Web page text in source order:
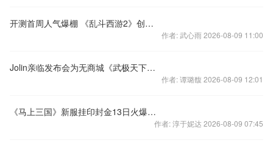
开测首周人气爆棚 《乱斗西游2》创新MOBA玩法详解
作者: 武心雨 2026-08-09 11:00
Jolin亲临发布会为无商城《武极天下》助阵
作者: 谭璐馥 2026-08-09 12:01
《马上三国》新服挂印封金13日火爆开启
作者: 淳于妮达 2026-08-09 07:45